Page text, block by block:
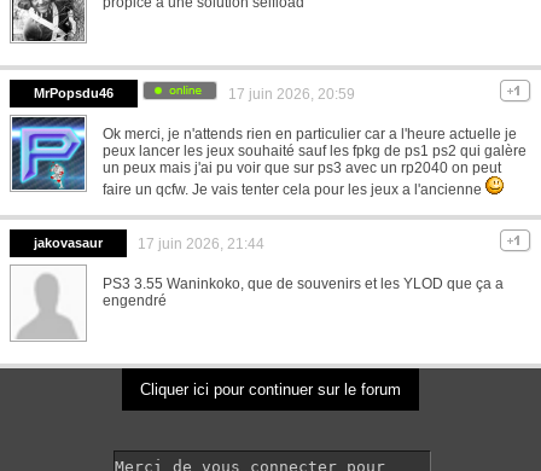
MrPopsdu46 17 juin 2026, 20:59
Ok merci, je n'attends rien en particulier car a l'heure actuelle je
peux lancer les jeux souhaité sauf les fpkg de ps1 ps2 qui galère
un peux mais j'ai pu voir que sur ps3 avec un rp2040 on peut
faire un qcfw. Je vais tenter cela pour les jeux a l'ancienne
jakovasaur 17 juin 2026, 21:44
PS3 3.55 Waninkoko, que de souvenirs et les YLOD que ça a
engendré
Cliquer ici pour continuer sur le forum